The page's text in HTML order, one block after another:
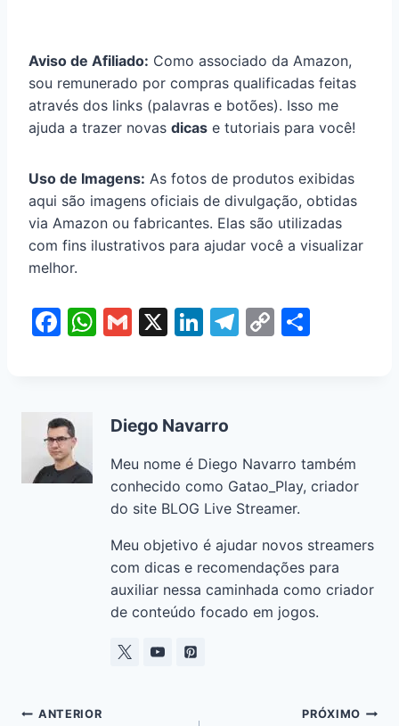
Aviso de Afiliado: Como associado da Amazon,
sou remunerado por compras qualificadas feitas
através dos links (palavras e botões). Isso me
ajuda a trazer novas dicas e tutoriais para você!
Uso de Imagens: As fotos de produtos exibidas
aqui são imagens oficiais de divulgação, obtidas
via Amazon ou fabricantes. Elas são utilizadas
com fins ilustrativos para ajudar você a visualizar
melhor.
F
b
o
o
W
A
p
p
G
X
Li
dI
n
T
m
C
n
k
Diego Navarro
Meu nome é Diego Navarro também
conhecido como Gatao_Play, criador
do site BLOG Live Streamer.
Meu objetivo é ajudar novos streamers
com dicas e recomendações para
auxiliar nessa caminhada como criador
de conteúdo focado em jogos.
ANTERIOR PRÓXIMO